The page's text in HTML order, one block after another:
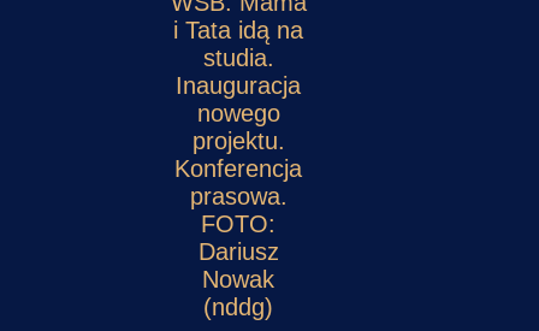
i Tata idą na
studia.
Inauguracja
nowego
projektu.
Konferencja
prasowa.
FOTO:
Dariusz
Nowak
(nddg)